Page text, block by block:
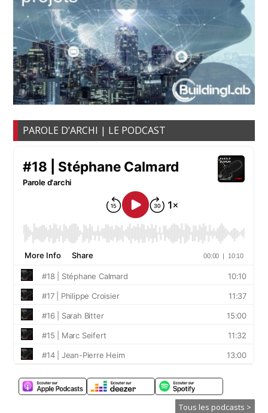
PAROLE D’ARCHI | LE PODCAST
Tous les podcasts >